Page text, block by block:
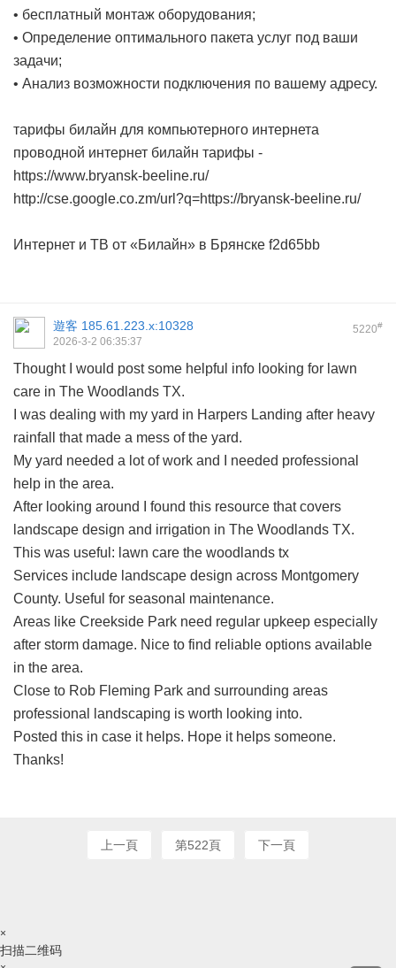
• бесплатный монтаж оборудования;
• Определение оптимального пакета услуг под ваши
задачи;
• Анализ возможности подключения по вашему адресу.
тарифы билайн для компьютерного интернета
проводной интернет билайн тарифы -
https://www.bryansk-beeline.ru/
http://cse.google.co.zm/url?q=https://bryansk-beeline.ru/
Интернет и ТВ от «Билайн» в Брянске f2d65bb
5220#
遊客 185.61.223.x:10328
2026-3-2 06:35:37
Thought I would post some helpful info looking for lawn
care in The Woodlands TX.
I was dealing with my yard in Harpers Landing after heavy
rainfall that made a mess of the yard.
My yard needed a lot of work and I needed professional
help in the area.
After looking around I found this resource that covers
landscape design and irrigation in The Woodlands TX.
This was useful: lawn care the woodlands tx
Services include landscape design across Montgomery
County. Useful for seasonal maintenance.
Areas like Creekside Park need regular upkeep especially
after storm damage. Nice to find reliable options available
in the area.
Close to Rob Fleming Park and surrounding areas
professional landscaping is worth looking into.
Posted this in case it helps. Hope it helps someone.
Thanks!
上一頁 第522頁 下一頁
×
扫描二维码